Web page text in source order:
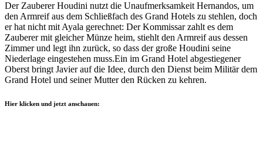
Der Zauberer Houdini nutzt die Unaufmerksamkeit Hernandos, um
den Armreif aus dem Schließfach des Grand Hotels zu stehlen, doch
er hat nicht mit Ayala gerechnet: Der Kommissar zahlt es dem
Zauberer mit gleicher Münze heim, stiehlt den Armreif aus dessen
Zimmer und legt ihn zurück, so dass der große Houdini seine
Niederlage eingestehen muss.Ein im Grand Hotel abgestiegener
Oberst bringt Javier auf die Idee, durch den Dienst beim Militär dem
Grand Hotel und seiner Mutter den Rücken zu kehren.
Hier klicken und jetzt anschauen: